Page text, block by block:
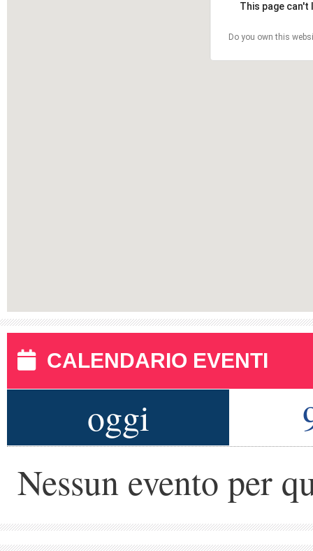
This page
Do you own this
CALENDARIO EVENTI
oggi
Nessun evento per